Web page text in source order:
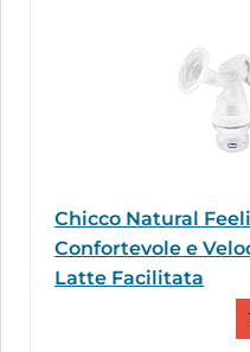
Chicco Natural
Confortevole e
Latte Facilitata